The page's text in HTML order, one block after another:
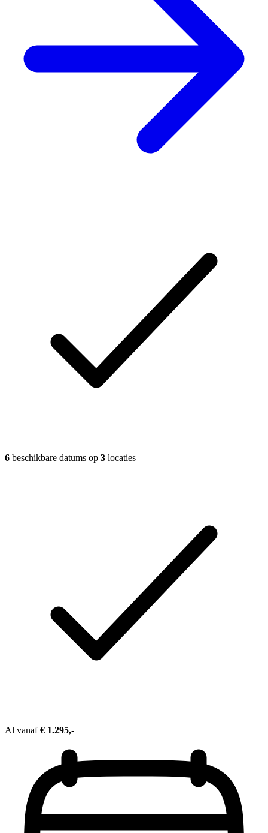
6 beschikbare datums op 3 locaties
Al vanaf€ 1.295,-